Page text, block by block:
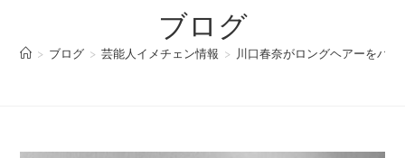
ブログ
> ブログ > 芸能人イメチェン情報 > 川口春奈がロングヘアーをバ